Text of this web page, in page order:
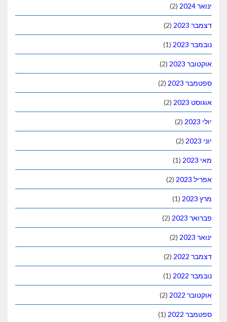
ינואר 2024 (2)
דצמבר 2023 (2)
נובמבר 2023 (1)
אוקטובר 2023 (2)
ספטמבר 2023 (2)
אוגוסט 2023 (2)
יולי 2023 (2)
יוני 2023 (2)
מאי 2023 (1)
אפריל 2023 (2)
מרץ 2023 (1)
פברואר 2023 (2)
ינואר 2023 (2)
דצמבר 2022 (2)
נובמבר 2022 (1)
אוקטובר 2022 (2)
ספטמבר 2022 (1)